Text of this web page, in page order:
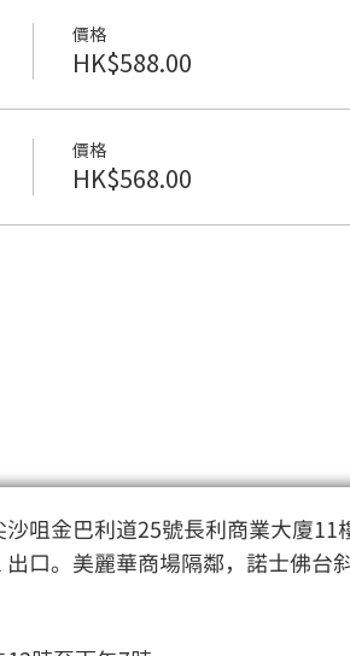
價格
HK$588.00
價格
HK$568.00
咀金巴利道25號長利商業大廈11
出口。美麗華商場隔鄰，諾士佛台